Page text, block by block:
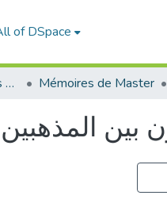
of DSpace
Faculty of Social Sciences and Humanities Mémoires de Master
بين